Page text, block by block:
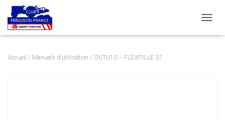
Accueil / Manuels d'utilisation / OUTU10 – FLEXITILLE 37